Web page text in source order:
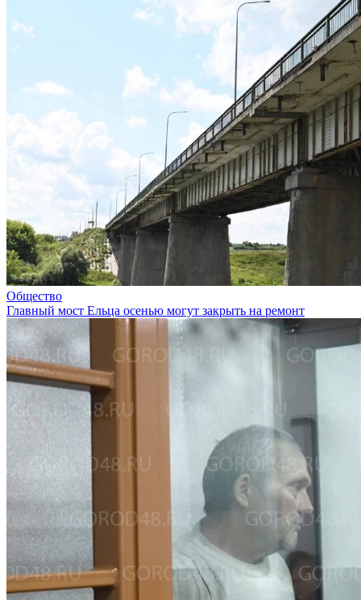
Общество
Главный мост Ельца осенью могут закрыть на ремонт